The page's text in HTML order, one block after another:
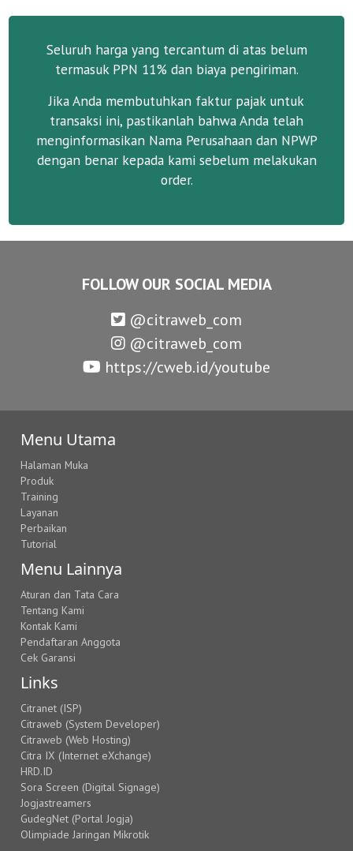
Seluruh harga yang tercantum di atas belum
termasuk PPN 11% dan biaya pengiriman.
Jika Anda membutuhkan faktur pajak untuk
transaksi ini, pastikanlah bahwa Anda telah
menginformasikan Nama Perusahaan dan NPWP
dengan benar kepada kami sebelum melakukan
order.
FOLLOW OUR SOCIAL MEDIA
@citraweb_com
@citraweb_com
https://cweb.id/youtube
Menu Utama
Halaman Muka
Produk
Training
Layanan
Perbaikan
Tutorial
Menu Lainnya
Aturan dan Tata Cara
Tentang Kami
Kontak Kami
Pendaftaran Anggota
Cek Garansi
Links
Citranet (ISP)
Citraweb (System Developer)
Citraweb (Web Hosting)
Citra IX (Internet eXchange)
HRD.ID
Sora Screen (Digital Signage)
Jogjastreamers
GudegNet (Portal Jogja)
Olimpiade Jaringan Mikrotik